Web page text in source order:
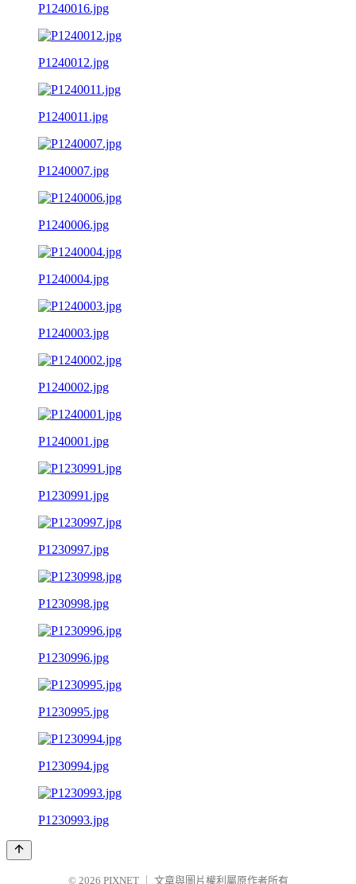
P1240016.jpg
P1240012.jpg
P1240011.jpg
P1240007.jpg
P1240006.jpg
P1240004.jpg
P1240003.jpg
P1240002.jpg
P1240001.jpg
P1230991.jpg
P1230997.jpg
P1230998.jpg
P1230996.jpg
P1230995.jpg
P1230994.jpg
P1230993.jpg
© 2026 PIXNET 文章與圖片權利屬原作者所有